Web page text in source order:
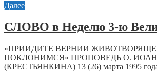
Далее
СЛОВО в Неделю 3-ю
«ПРИИДИТЕ ВЕРНИИ
ПОКЛОНИМСЯ» ПРОПОВЕДЬ О.
(КРЕСТЬЯНКИНА) 13 (26) марта 1995